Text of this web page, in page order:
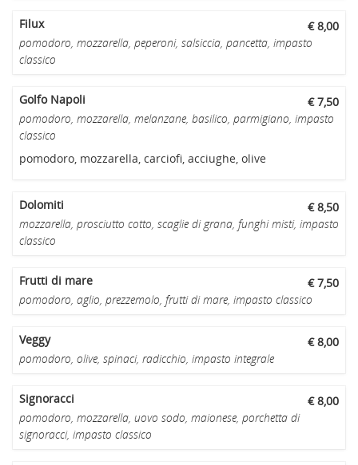
Filux
€ 8,00
pomodoro, mozzarella, peperoni, salsiccia, pancetta, impasto
classico
Golfo Napoli
€ 7,50
pomodoro, mozzarella, melanzane, basilico, parmigiano, impasto
classico
pomodoro, mozzarella, carciofi, acciughe, olive
Dolomiti
€ 8,50
mozzarella, prosciutto cotto, scaglie di grana, funghi misti, impasto
classico
Frutti di mare
€ 7,50
pomodoro, aglio, prezzemolo, frutti di mare, impasto classico
Veggy
€ 8,00
pomodoro, olive, spinaci, radicchio, impasto integrale
Signoracci
€ 8,00
pomodoro, mozzarella, uovo sodo, maionese, porchetta di
signoracci, impasto classico